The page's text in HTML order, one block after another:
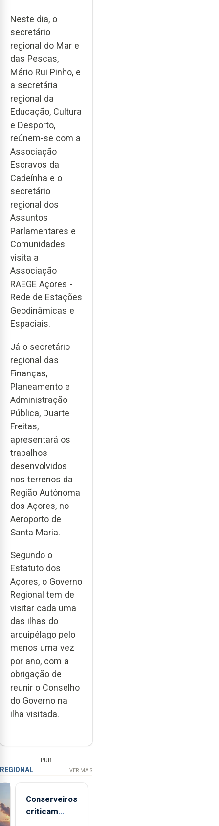
Neste dia, o
secretário
regional do Mar e
das Pescas,
Mário Rui Pinho, e
a secretária
regional da
Educação, Cultura
e Desporto,
reúnem-se com a
Associação
Escravos da
Cadeínha e o
secretário
regional dos
Assuntos
Parlamentares e
Comunidades
visita a
Associação
RAEGE Açores -
Rede de Estações
Geodinâmicas e
Espaciais.
Já o secretário
regional das
Finanças,
Planeamento e
Administração
Pública, Duarte
Freitas,
apresentará os
trabalhos
desenvolvidos
nos terrenos da
Região Autónoma
dos Açores, no
Aeroporto de
Santa Maria.
Segundo o
Estatuto dos
Açores, o Governo
Regional tem de
visitar cada uma
das ilhas do
arquipélago pelo
menos uma vez
por ano, com a
obrigação de
reunir o Conselho
do Governo na
ilha visitada.
PUB
REGIONAL VER MAIS
Conserveiros
criticam